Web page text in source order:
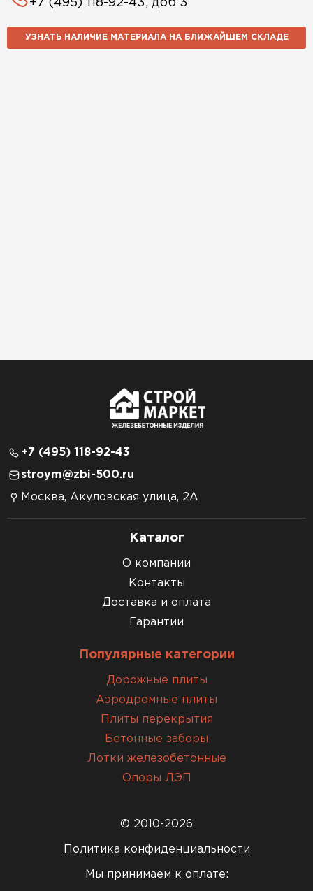
+7 (495) 118-92-43, доб 3
УЗНАТЬ НАЛИЧИЕ МАТЕРИАЛА НА БЛИЖАЙШЕМ СКЛАДЕ
+7 (495) 118-92-43
stroym@zbi-500.ru
Москва, Акуловская улица, 2А
Каталог
О компании
Контакты
Доставка и оплата
Гарантии
Популярные категории
Дорожные плиты
Аэродромные плиты
Плиты перекрытия
Бетонные заборы
Лотки железобетонные
Опоры ЛЭП
© 2010-2026
Политика конфиденциальности
Мы принимаем к оплате: